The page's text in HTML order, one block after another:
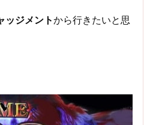
ッジメントから行きたいと思